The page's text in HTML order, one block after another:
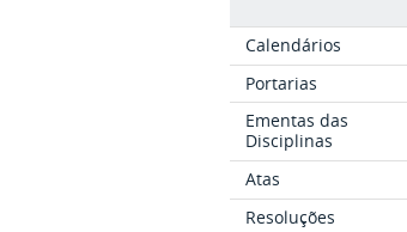
Calendários
Portarias
Ementas das
Disciplinas
Atas
Resoluções